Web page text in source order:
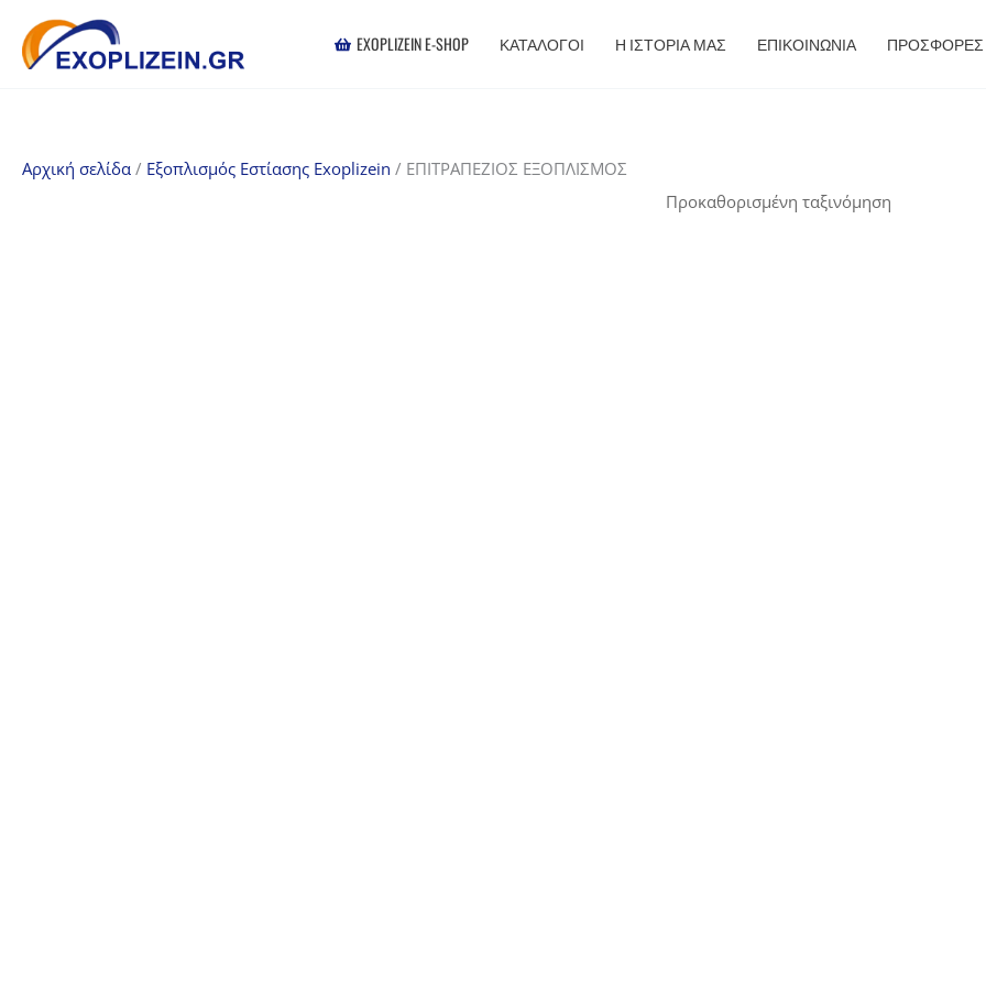
στο
περιεχόμενο
EXOPLIZEIN E-SHOP ΚΑΤΑΛΟΓΟΙ Η ΙΣΤΟΡΙΑ ΜΑΣ ΕΠΙΚΟΙΝΩΝΙΑ ΠΡΟΣΦΟΡΈΣ
Αρχική σελίδα / Εξοπλισμός Εστίασης Exoplizein / ΕΠΙΤΡΑΠΕΖΙΟΣ ΕΞΟΠΛΙΣΜΟΣ